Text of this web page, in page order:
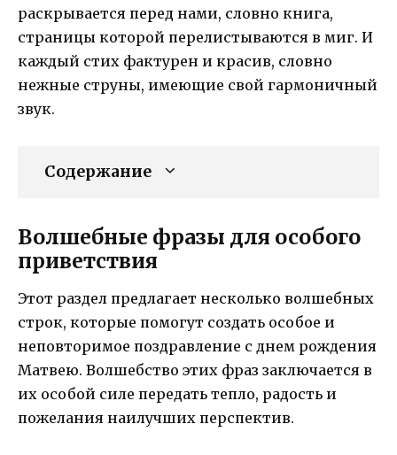
раскрывается перед нами, словно книга,
страницы которой перелистываются в миг. И
каждый стих фактурен и красив, словно
нежные струны, имеющие свой гармоничный
звук.
Содержание
Волшебные фразы для особого
приветствия
Этот раздел предлагает несколько волшебных
строк, которые помогут создать особое и
неповторимое поздравление с днем рождения
Матвею. Волшебство этих фраз заключается в
их особой силе передать тепло, радость и
пожелания наилучших перспектив.